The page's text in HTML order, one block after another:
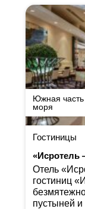
Южная
моря
Гостиницы
«Исротель
Отель
гостиниц
пустыней